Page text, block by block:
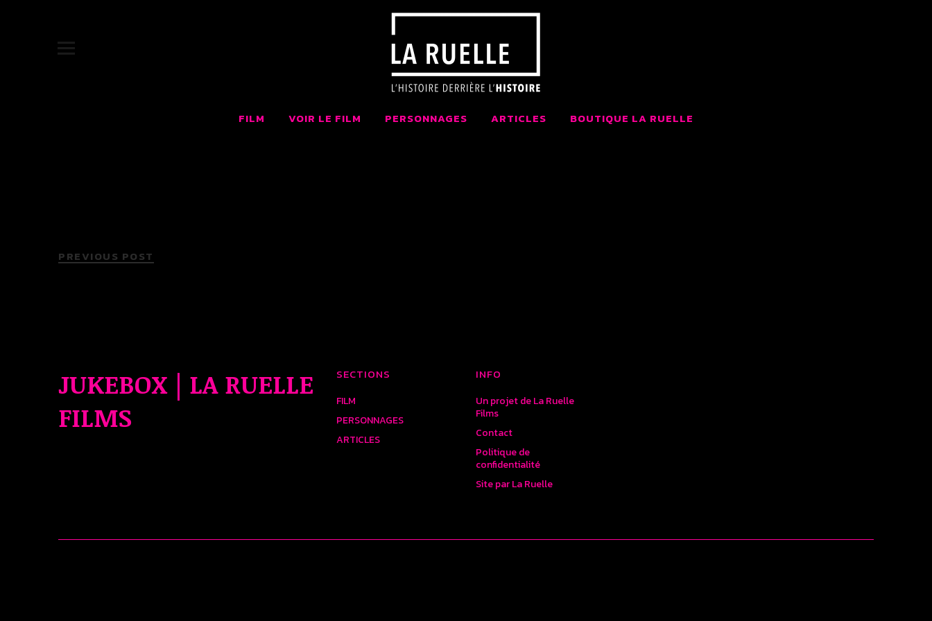
JUKEBOX | LA RUELLE FILMS
FILM VOIR LE FILM PERSONNAGES ARTICLES BOUTIQUE LA RUELLE
PREVIOUS POST
JUKEBOX | LA RUELLE
FILMS
SECTIONS
FILM
PERSONNAGES
ARTICLES
INFO
Un projet de La Ruelle
Films
Contact
Politique de
confidentialité
Site par La Ruelle